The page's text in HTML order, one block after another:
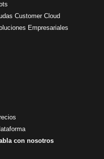
Customer Cloud
Empresariales
con nosotros